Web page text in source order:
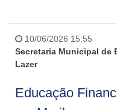
10/06/2026 15:55
Secretaria Municipal de
Lazer
Educação